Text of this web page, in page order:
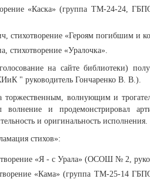
«Каска» (группа ТМ-24-24,
стихотворение «Героям погибшим и
стихотворение «Уралочка».
на сайте библиотеки)
" руководитель Гончаренко В. В.).
торжественным, волнующим и
волнение и продемонстрировал
и оригинальность исполнения.
стихов»:
«Я - с Урала» (ОСОШ № 2,
«Кама» (группа ТМ-25-14